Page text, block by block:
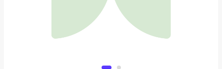
Добавить в вишлист